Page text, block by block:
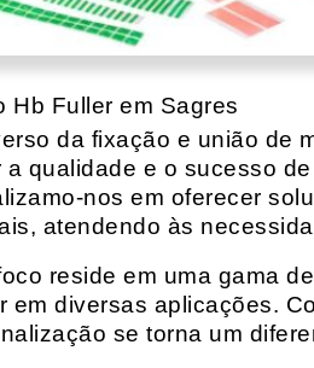
Hb Fuller em Sagres
da fixação e união de
a qualidade e o sucesso
nos em oferecer
atendendo às
reside em uma gama
em diversas aplicações.
se torna um